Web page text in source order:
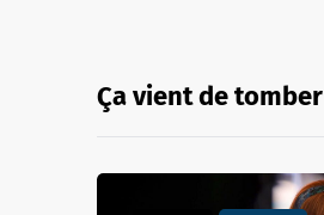
Ça vient de tomber